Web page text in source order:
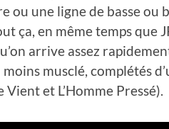
ou une ligne de basse ou
ça, en même temps que
arrive assez
musclé, complétés
Vient et L’Homme Pressé).